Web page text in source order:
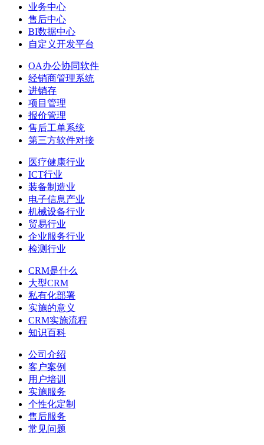
业务中心
售后中心
BI数据中心
自定义开发平台
OA办公协同软件
经销商管理系统
进销存
项目管理
报价管理
售后工单系统
第三方软件对接
医疗健康行业
ICT行业
装备制造业
电子信息产业
机械设备行业
贸易行业
企业服务行业
检测行业
CRM是什么
大型CRM
私有化部署
实施的意义
CRM实施流程
知识百科
公司介绍
客户案例
用户培训
实施服务
个性化定制
售后服务
常见问题